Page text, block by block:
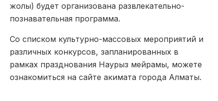
жолы) будет организована развлекательно-
познавательная программа.
Со списком культурно-массовых мероприятий и
различных конкурсов, запланированных в
рамках празднования Наурыз мейрамы, можете
ознакомиться на сайте акимата города Алматы.